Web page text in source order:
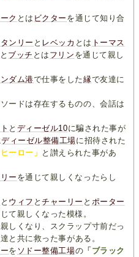
ク とは ビクター を通じて知り合
ンリー と レベッカ とは トーマス
と ブッチ とは フリン を通じて親し
ダム港で仕事をした縁で友達に
ードは存在するものの、会話は
と ディーゼル10に騙された事が
ディーゼル整備工場に招待された
ヒーロー」
と讃えられた事があ
ー を通じて親しくなったらし
と ウィフ とチャーリー と ポーター
て親しくなった模様。
しくなり、スクラップ寸前だっ
達と共に救った事がある。
を ソドー整備工場の 「ブラック